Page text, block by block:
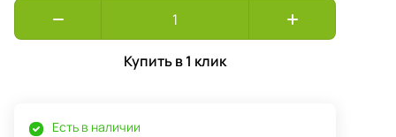
Купить в 1 клик
Есть в наличии